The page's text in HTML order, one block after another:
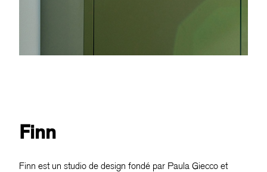
Finn
Finn est un studio de design fondé par Paula Giecco et